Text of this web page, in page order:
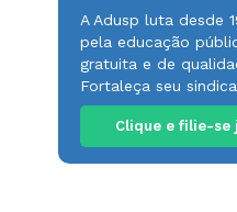
A Adusp luta desde
pela educação
gratuita e de
Fortaleça seu
Clique e filie-se